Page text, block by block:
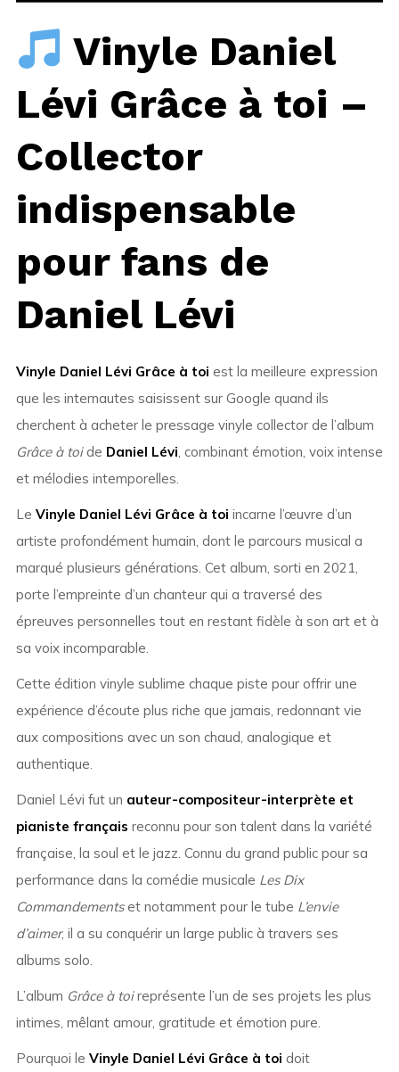
Vinyle Daniel
Lévi Grâce à toi –
Collector
indispensable
pour fans de
Daniel Lévi
Vinyle Daniel Lévi Grâce à toi est la meilleure expression
que les internautes saisissent sur Google quand ils
cherchent à acheter le pressage vinyle collector de l’album
Grâce à toide Daniel Lévi, combinant émotion, voix intense
et mélodies intemporelles.
Le Vinyle Daniel Lévi Grâce à toi incarne l’œuvre d’un
artiste profondément humain, dont le parcours musical a
marqué plusieurs générations. Cet album, sorti en 2021,
porte l’empreinte d’un chanteur qui a traversé des
épreuves personnelles tout en restant fidèle à son art et à
sa voix incomparable.
Cette édition vinyle sublime chaque piste pour offrir une
expérience d’écoute plus riche que jamais, redonnant vie
aux compositions avec un son chaud, analogique et
authentique.
Daniel Lévi fut un auteur-compositeur-interprète et
pianiste français reconnu pour son talent dans la variété
française, la soul et le jazz. Connu du grand public pour sa
performance dans la comédie musicale Les Dix
Commandementset notamment pour le tube L’envie
d’aimer, il a su conquérir un large public à travers ses
albums solo.
L’album Grâce à toireprésente l’un de ses projets les plus
intimes, mêlant amour, gratitude et émotion pure.
Pourquoi le Vinyle Daniel Lévi Grâce à toi doit